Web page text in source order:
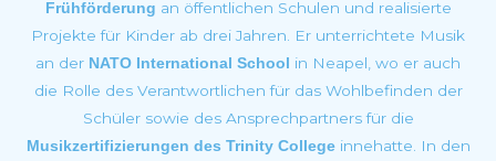
Frühförderung an öffentlichen Schulen und realisierte
Projekte für Kinder ab drei Jahren. Er unterrichtete Musik
an der NATO International School
in Neapel, wo er auch
die Rolle des Verantwortlichen für das Wohlbefinden der
Schüler sowie des Ansprechpartners für die
Musikzertifizierungen des Trinity Collegeinnehatte. In den